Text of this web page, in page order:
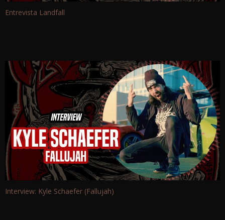
Entrevista Landfall
Interview: Kyle Schaefer (Fallujah)